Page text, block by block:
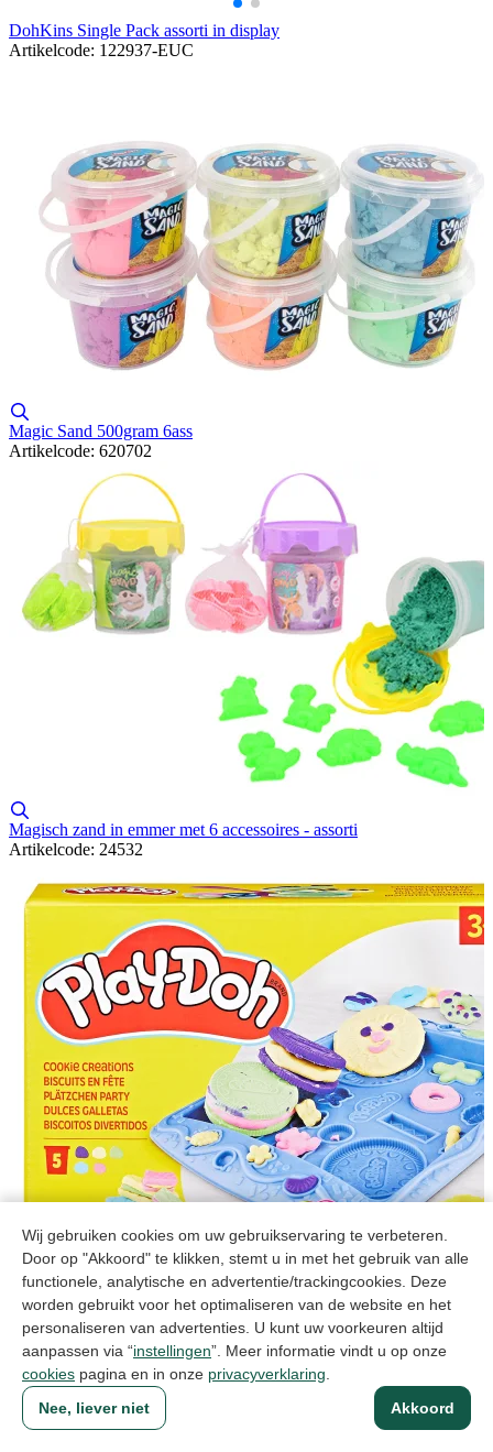
Wij gebruiken cookies om uw gebruikservaring te verbeteren.
Door op "Akkoord" te klikken, stemt u in met het gebruik van alle
functionele, analytische en advertentie/trackingcookies. Deze
worden gebruikt voor het optimaliseren van de website en het
personaliseren van advertenties. U kunt uw voorkeuren altijd
aanpassen via “instellingen”. Meer informatie vindt u op onze
cookies pagina en in onze privacyverklaring
Akkoord
Nee, liever niet
DohKins Single Pack assorti in display
Artikelcode: 122937-EUC
Magic Sand 500gram 6ass
Artikelcode: 620702
Magisch zand in emmer met 6 accessoires - assorti
Artikelcode: 24532
Nieuw
Pla-Doh Cookie Creations